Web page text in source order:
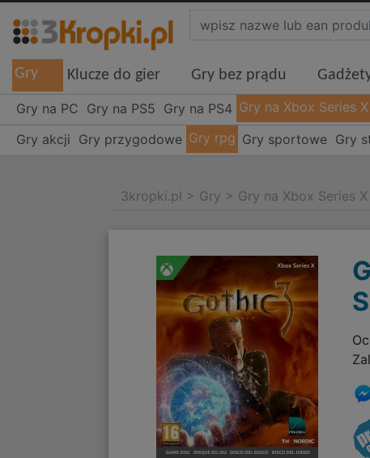
Gry Klucze do gier Gry bez prądu
Gry na PC Gry na PS5 Gry na PS4 Gry na Xbox Series X
Gry akcji Gry przygodowe Gry rpg Gry sportowe Gry
3kropki.pl > Gry > Gry na Xbox Series X